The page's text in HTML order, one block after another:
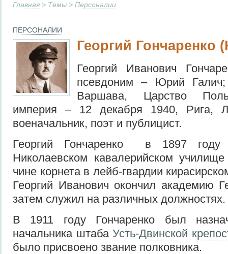
Главная > Темы > Персоналии
ПЕРСОНАЛИИ
Георгий Гончаренко
Георгий Иванович
псевдоним – Юрий
Варшава, Царство
империя – 12 декабря 1940, Рига,
военачальник, поэт и публицист.
Георгий Гончаренко в 1897 году
Николаевском кавалерийском
чине корнета в лейб-гвардии
Георгий Иванович окончил академию
затем служил на различных должностях.
В 1911 году Гончаренко был
начальника штабаУсть-Двинской
было присвоено звание полковника.